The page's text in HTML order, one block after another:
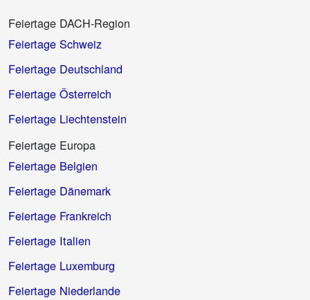
Feiertage DACH-Region
Feiertage Schweiz
Feiertage Deutschland
Feiertage Österreich
Feiertage Liechtenstein
Feiertage Europa
Feiertage Belgien
Feiertage Dänemark
Feiertage Frankreich
Feiertage Italien
Feiertage Luxemburg
Feiertage Niederlande